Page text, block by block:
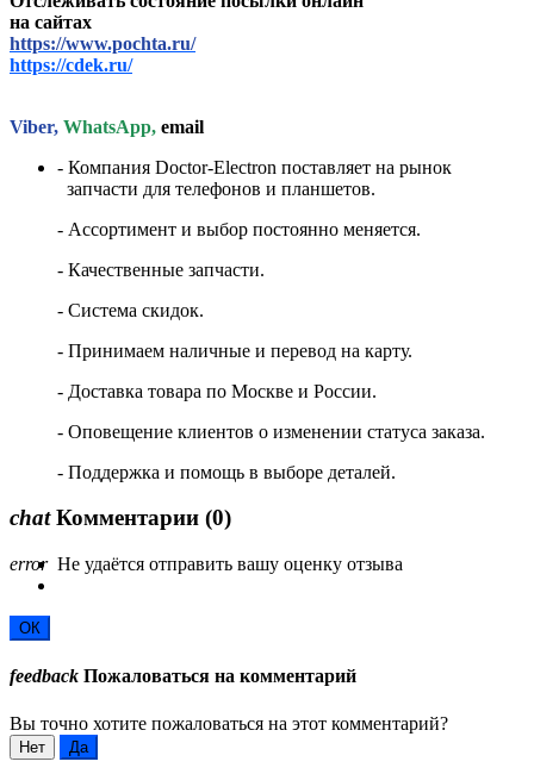
на сайтах
https://www.pochta.ru/
https://cdek.ru/
Viber, WhatsApp, email
- Компания Doctor-Electron поставляет на рынок
запчасти для телефонов и планшетов.
- Ассортимент и выбор постоянно меняется.
- Качественные запчасти.
- Система скидок.
- Принимаем наличные и перевод на карту.
- Доставка товара по Москве и России.
- Оповещение клиентов о изменении статуса заказа.
- Поддержка и помощь в выборе деталей.
chat Комментарии (0)
error Не удаётся отправить вашу оценку отзыва
ОК
feedback Пожаловаться на комментарий
Вы точно хотите пожаловаться на этот комментарий?
Нет Да